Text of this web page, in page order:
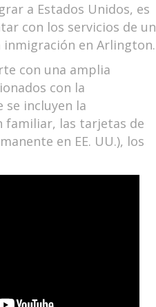
a Estados Unidos, es
con los servicios de un
inmigración en Arlington.
con una amplia
con la
se incluyen la
familiar, las tarjetas de
en EE. UU.), los